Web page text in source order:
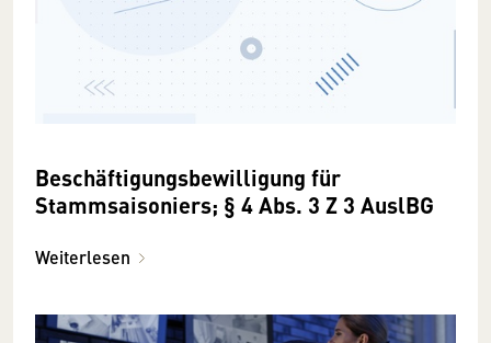
Beschäftigungsbewilligung für
Stammsaisoniers; § 4 Abs. 3 Z 3 AuslBG
Weiterlesen